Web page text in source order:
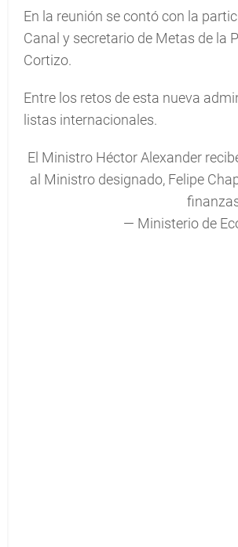
En la reunión se contó con la
Canal y secretario de Metas de la
Cortizo.
Entre los retos de esta nueva
listas internacionales.
El Ministro Héctor Alexander
al Ministro designado, Felipe
— Ministerio de